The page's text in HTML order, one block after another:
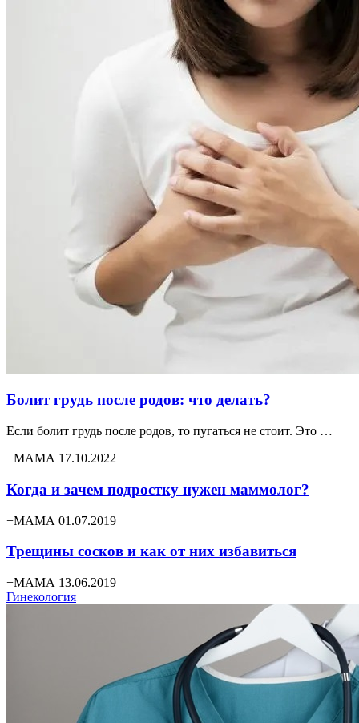
Болит грудь после родов: что делать?
Если болит грудь после родов, то пугаться не стоит. Это …
+МАМА 17.10.2022
Когда и зачем подростку нужен маммолог?
+МАМА 01.07.2019
Трещины сосков и как от них избавиться
+МАМА 13.06.2019
Гинекология